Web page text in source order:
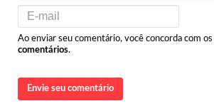
Ao enviar seu comentário, você concorda com os
comentários.
Envie seu comentário